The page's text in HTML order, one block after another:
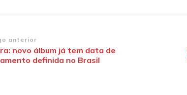
anterior
novo álbum já tem data de
definida no Brasil